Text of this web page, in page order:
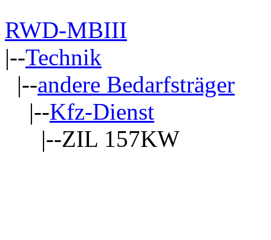
RWD-MBIII
|--Technik
|--andere Bedarfsträger
|--Kfz-Dienst
|--ZIL 157KW